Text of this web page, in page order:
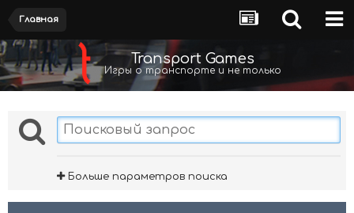
Главная
Transport Games
Игры о транспорте и не только
Больше параметров поиска